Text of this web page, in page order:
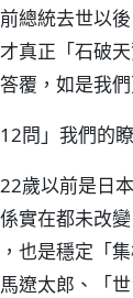
總統去世以
真正「石破
覆，如是我
問」我們的
歲以前是日
實在都未改
也是穩定「
遼太郎、「